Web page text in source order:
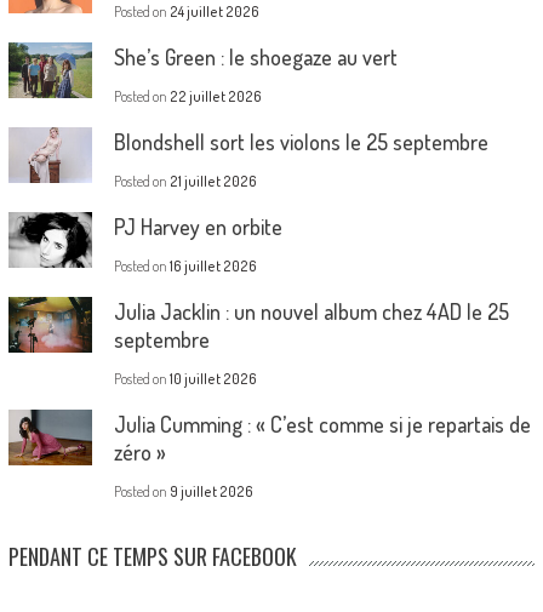
Posted on 24 juillet 2026
She’s Green : le shoegaze au vert
Posted on 22 juillet 2026
Blondshell sort les violons le 25 septembre
Posted on 21 juillet 2026
PJ Harvey en orbite
Posted on 16 juillet 2026
Julia Jacklin : un nouvel album chez 4AD le 25
septembre
Posted on 10 juillet 2026
Julia Cumming : « C’est comme si je repartais de
zéro »
Posted on 9 juillet 2026
PENDANT CE TEMPS SUR FACEBOOK